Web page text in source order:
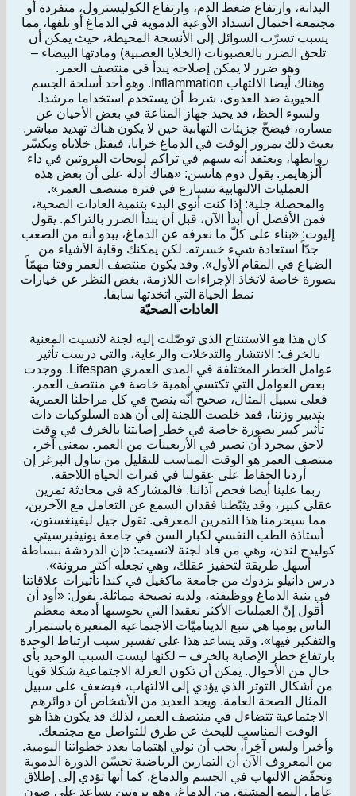
البدانة، وارتفاع ضغط الدم، وارتفاع الكوليسترول، منفردة أو
مجتمعة احتمال انسداد الأوعية الدموية في الدماغ أو تلفها، مما
يسبب تسرّب السوائل إلى الأنسجة المحيطة، حيث يمكن أن
تلحق الضرر بالعصبونات (الخلايا العصبية) ومادتها البيضاء –
وهو ضرر لا يمكن إصلاحه يبدأ في منتصف العمر.
وهناك أيضا الالتهاب Inflammation. وهو أحد أسلحة الجسم
الحيوية ضد العدوى، شرط أن يستخدم استخداما مرشدا.
ولسوء الحظ، قد يحيد جهاز المناعة في بعض الأحيان عن
مساره، فيضخّ جزيئات التهابية حين لا يكون هناك تهديد مباشر.
يعيث ذلك بمرور الوقت في الدماغ خرابا، فيقتل خلاياه ويكسّر
روابطها، ويعتقد أنه يسهم في تراكم لويحات البروتين في داء
ألزهايمر. يقول دوم هانسن: «هناك أدلة على أن بعض هذه
العمليات الالتهابية تتسارع في فترة منتصف العمر».
والمحصلة جلية: إذا كنت أنوي البدء بتنمية العادات الصحية،
فمن الأفضل أن أبدأ الآن، قبل أن يبدأ الضرر بالتراكم. يقول
إليوت: «بناء على كلّ ما نعرفه عن الدماغ، يبدو أنه من الصعب
جدّاً استعادة شيء خسرته. لكن يمكنك وقاية الأشياء من
الضياع في المقام الأول». وقد يكون منتصف العمر وقتا مهمّاً
بصورة خاصة لاتخاذ الإجراءات اللازمة، بغض النظر عن خيارات
نمط الحياة التي اتخذتها سابقا.
العادات الصحيّة
كان هذا هو الاستنتاج الذي توصّلت إليه لجنة لانسيت المعنية
بالخرف: الانتشار والتدخلات والرعاية، والتي درست تأثير
عوامل الخطر المختلفة في المدى العمري Lifespan. ووجدت
بعض العوامل التي تكتسي أهمية خاصة في منتصف العمر.
فعلى سبيل المثال، صحيح أنّه ينصح في كل مراحلنا العمرية
بتدبير وزننا، فقد خلصت اللجنة إلى أن هذه السلوكيات ذات
تأثير كبير بصورة خاصة في خطر إصابتنا بالخرف في وقت
لاحق بمجرد أن نصير في الأربعينات من العمر. بمعنى آخر،
منتصف العمر هو الوقت المناسب للتقليل من تناول البرغر إن
أردنا الحفاظ على عقولنا في فترات الحياة اللاحقة.
ربما علينا أيضا فحص آذاننا. فالمشاركة في محادثة تمرين
عقلي كبير، وقد يثبّطنا فقدان السمع عن التعامل مع الآخرين،
مما سيحرمنا هذا التمرين المعرفي. تقول جيل ليفينغستون،
أستاذة الطب النفسي لكبار السن في جامعة يونيفيرسيتي
كوليدج لندن، وهي من قاد لجنة لانسيت: «إن الدردشة ببساطة
أسهل طريقة لتحفيز عقلك، وهي تجعله أكثر مرونة».
درس دانيلو بزدوك من جامعة ماكغيل في كندا تأثيرات علاقاتنا
في بنية الدماغ ووظيفته، ولديه نصيحة مماثلة. يقول: «أود أن
أقول إنّ العمليات الأكثر تعقيدا التي تحوسبها أدمغة معظم
الناس يوميا هي تتبع الديناميّات الاجتماعية المتغيرة باستمرار
والتفكير فيها». وقد يساعد هذا على تفسير سبب ارتباط الوحدة
بارتفاع خطر الإصابة بالخرف – لكنها ليست السبب الوحيد بأي
حال من الأحوال. يمكن أن تكون العزلة الاجتماعية شكلا قويا
من أشكال التوتر الذي يؤدي إلى الالتهاب، فيضعف على سبيل
المثال الصحة العامة. ويجد العديد من الأشخاص أن دوائرهم
الاجتماعية تتضاءل في منتصف العمر، لذلك قد يكون هذا هو
الوقت المناسب للبحث عن طرق للتواصل مع مجتمعك.
وأخيرا وليس آخِراً، يجب أن نولي اهتماما بعدد خطواتنا اليومية.
من المعروف الآن أن التمارين الرياضية تحسّن الدورة الدموية
وتخفّض الالتهاب في الجسم والدماغ. كما أنها تؤدي إلى إطلاق
عامل النمو المشتق من الدماغ، وهو بروتين يساعد على صون